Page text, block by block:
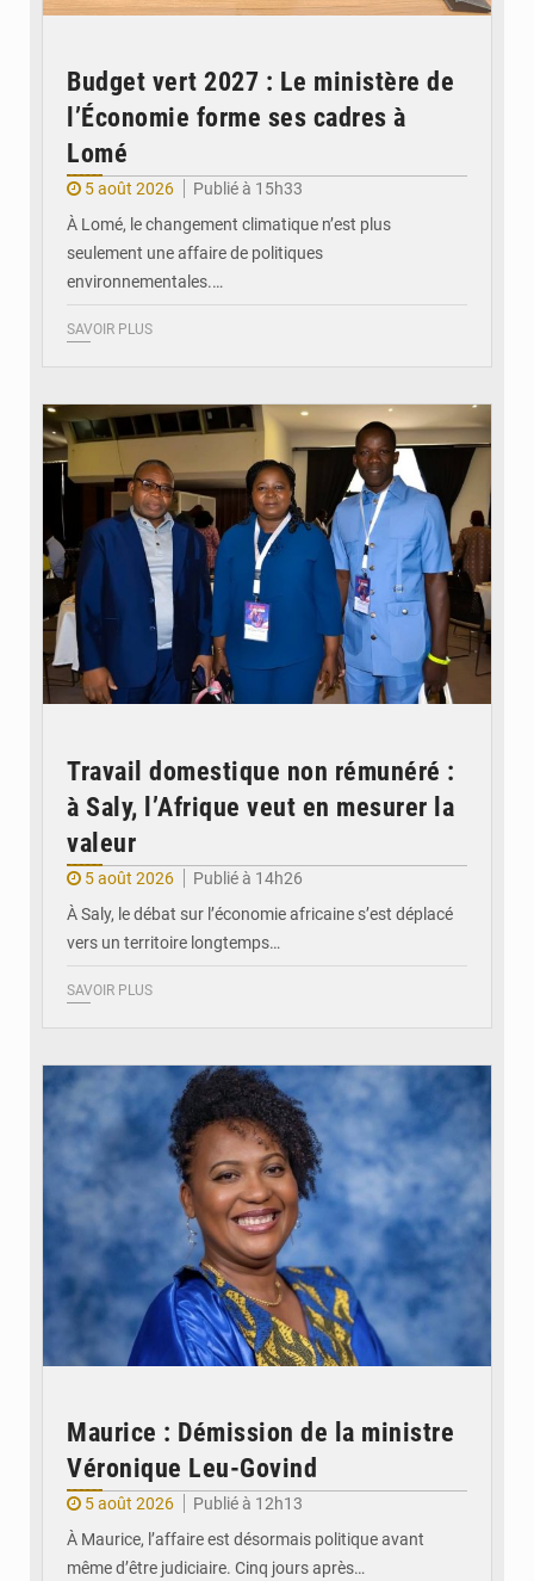
Budget vert 2027 : Le ministère de
l’Économie forme ses cadres à
Lomé
5 août 2026
Publié à 15h33
À Lomé, le changement climatique n’est plus
seulement une affaire de politiques
environnementales.…
SAVOIR PLUS
Travail domestique non rémunéré :
à Saly, l’Afrique veut en mesurer la
valeur
5 août 2026
Publié à 14h26
À Saly, le débat sur l’économie africaine s’est déplacé
vers un territoire longtemps…
SAVOIR PLUS
Maurice : Démission de la ministre
Véronique Leu-Govind
5 août 2026
Publié à 12h13
À Maurice, l’affaire est désormais politique avant
même d’être judiciaire. Cinq jours après…